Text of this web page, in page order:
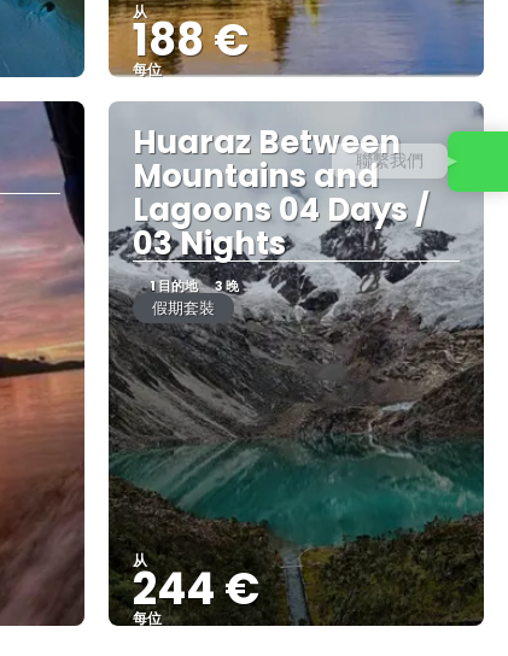
从
188 €
每位
查看
Huaraz Between
Mountains and
Lagoons 04 Days /
03 Nights
1 目的地 3 晚
假期套裝
从
244 €
每位
聯繫我們